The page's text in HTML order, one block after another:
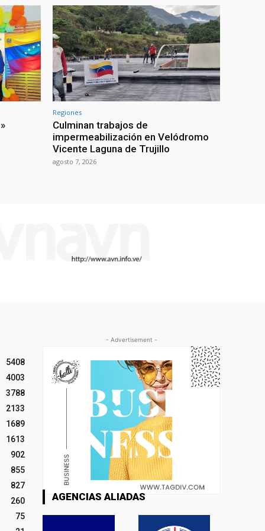
Regiones
Culminan trabajos de
impermeabilización en Velódromo
Vicente Laguna de Trujillo
agosto 7, 2026
5408
4003
3788
2133
1689
1613
902
855
827
260
75
- Advertisement -
AGENCIAS ALIADAS